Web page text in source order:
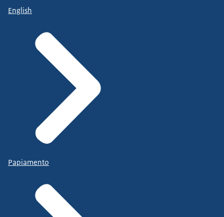
English
Papiamento